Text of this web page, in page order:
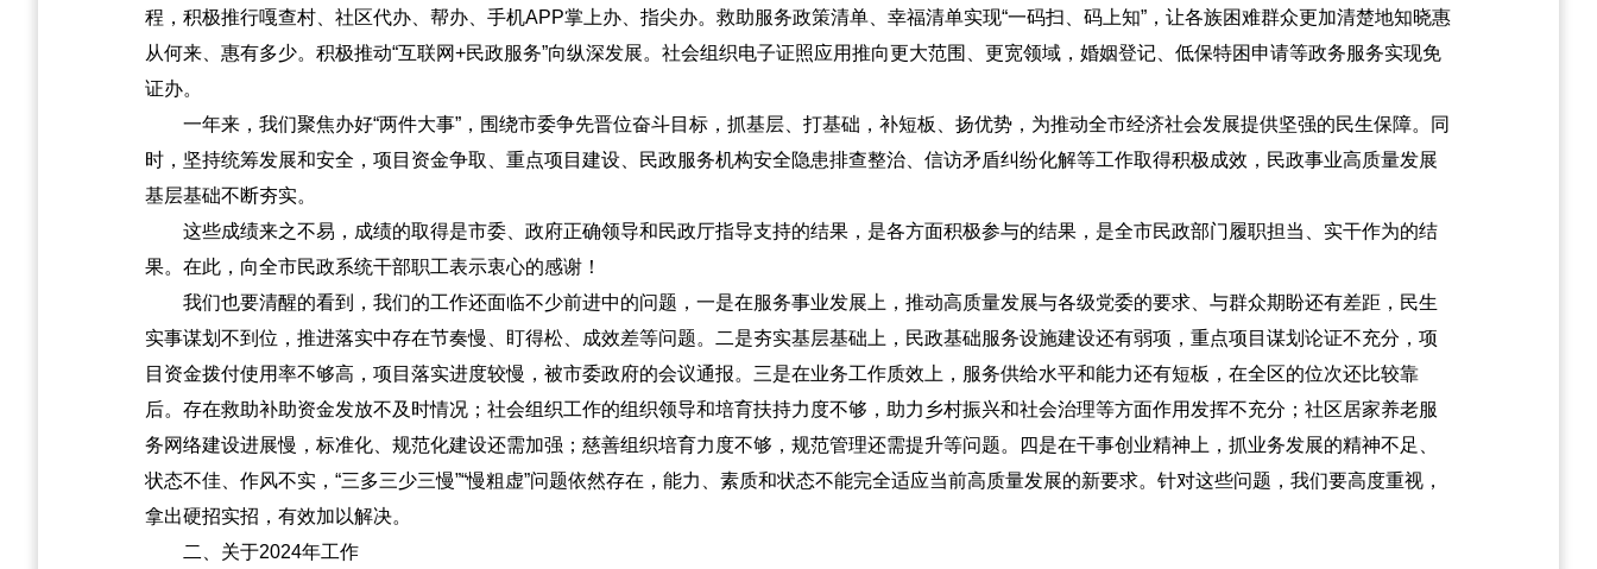
程，积极推行嘎查村、社区代办、帮办、手机APP掌上办、指尖办。救助服务政策清单、幸福清单实现“一码扫、码上知”，让各族困难群众更加清楚地知晓惠
从何来、惠有多少。积极推动“互联网+民政服务”向纵深发展。社会组织电子证照应用推向更大范围、更宽领域，婚姻登记、低保特困申请等政务服务实现免
证办。
一年来，我们聚焦办好“两件大事”，围绕市委争先晋位奋斗目标，抓基层、打基础，补短板、扬优势，为推动全市经济社会发展提供坚强的民生保障。同
时，坚持统筹发展和安全，项目资金争取、重点项目建设、民政服务机构安全隐患排查整治、信访矛盾纠纷化解等工作取得积极成效，民政事业高质量发展
基层基础不断夯实。
这些成绩来之不易，成绩的取得是市委、政府正确领导和民政厅指导支持的结果，是各方面积极参与的结果，是全市民政部门履职担当、实干作为的结
果。在此，向全市民政系统干部职工表示衷心的感谢！
我们也要清醒的看到，我们的工作还面临不少前进中的问题，一是在服务事业发展上，推动高质量发展与各级党委的要求、与群众期盼还有差距，民生
实事谋划不到位，推进落实中存在节奏慢、盯得松、成效差等问题。二是夯实基层基础上，民政基础服务设施建设还有弱项，重点项目谋划论证不充分，项
目资金拨付使用率不够高，项目落实进度较慢，被市委政府的会议通报。三是在业务工作质效上，服务供给水平和能力还有短板，在全区的位次还比较靠
后。存在救助补助资金发放不及时情况；社会组织工作的组织领导和培育扶持力度不够，助力乡村振兴和社会治理等方面作用发挥不充分；社区居家养老服
务网络建设进展慢，标准化、规范化建设还需加强；慈善组织培育力度不够，规范管理还需提升等问题。四是在干事创业精神上，抓业务发展的精神不足、
状态不佳、作风不实，“三多三少三慢”“慢粗虚”问题依然存在，能力、素质和状态不能完全适应当前高质量发展的新要求。针对这些问题，我们要高度重视，
拿出硬招实招，有效加以解决。
二、关于2024年工作